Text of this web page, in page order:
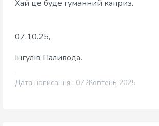
​Хай це буде гуманний каприз.
07.10.25,
Інгулів Паливода.
Дата написання : 07 Жовтень 2025